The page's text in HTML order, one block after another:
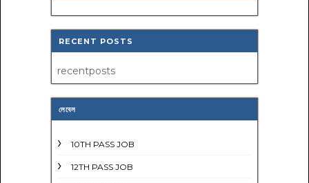
RECENT POSTS
recentposts
লেবেল
10TH PASS JOB
12TH PASS JOB